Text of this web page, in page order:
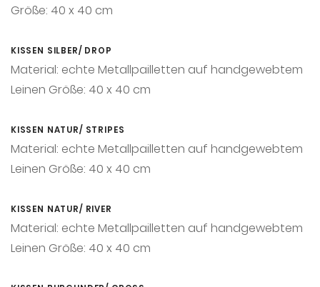
Größe: 40 x 40 cm
KISSEN SILBER/ DROP
Material: echte Metallpailletten auf handgewebtem
Leinen Größe: 40 x 40 cm
KISSEN NATUR/ STRIPES
Material: echte Metallpailletten auf handgewebtem
Leinen Größe: 40 x 40 cm
KISSEN NATUR/ RIVER
Material: echte Metallpailletten auf handgewebtem
Leinen Größe: 40 x 40 cm